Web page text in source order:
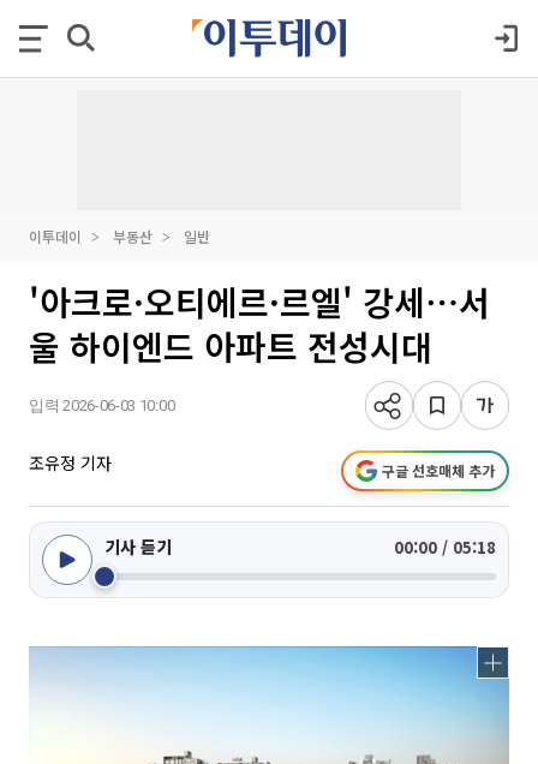
이투데이 부동산 일반
'아크로·오티에르·르엘' 강세⋯서
울 하이엔드 아파트 전성시대
입력 2026-06-03 10:00
조유정 기자 구글 선호매체 추가
기사 듣기 00:00 / 05:18